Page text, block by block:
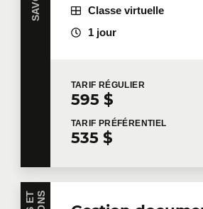
Classe virtuelle
1 jour
TARIF RÉGULIER
595 $
TARIF PRÉFÉRENTIEL
535 $